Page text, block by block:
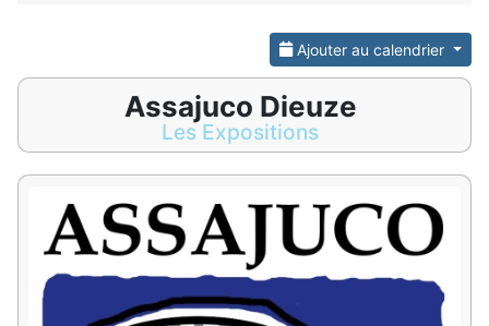
Ajouter au calendrier
Assajuco Dieuze
Les Expositions